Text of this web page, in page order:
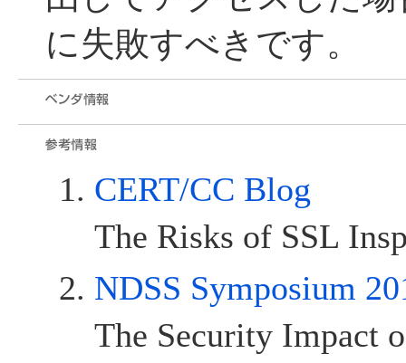
に失敗すべきです。
CERT/CC Blog
The Risks of SSL
NDSS Symposium
The Security Impact